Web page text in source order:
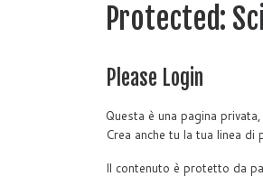
Protected:
Please Login
Questa è una pagina
Crea anche tu la tua linea
Il contenuto è protetto da